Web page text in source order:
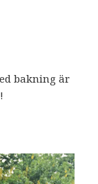
bakning är